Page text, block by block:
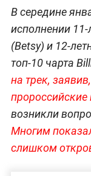
В середине
исполнении
(Betsy) и 12-
топ-10 чарта
на трек,
пророссийские
возникли
Многим
слишком